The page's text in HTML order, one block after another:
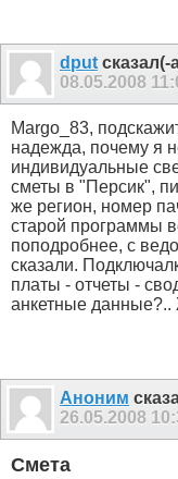
dput сказал(-
08.05.2008
Margo_83,
надежда, почему я
индивидуальные
сметы в "Персик",
же регион, номер
старой программы
поподробнее, с
сказали.
платы - отчеты -
анкетные данные?..
Аноним
26.05.2008
Смета